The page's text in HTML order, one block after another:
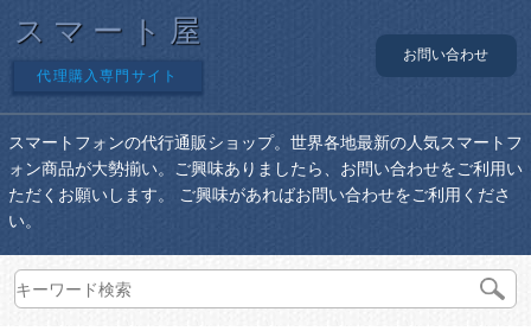
スマート屋
代理購入専門サイト
お問い合わせ
スマートフォンの代行通販ショップ。世界各地最新の人気スマートフ
ォン商品が大勢揃い。ご興味ありましたら、お問い合わせをご利用い
ただくお願いします。 ご興味があればお問い合わせをご利用くださ
い。